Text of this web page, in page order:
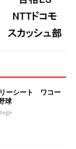
ターネット広告事業を
CARTA HOLDINGS
｜ 未経験からコンサ
ンディングが経験でき
リーシート ワコー
球